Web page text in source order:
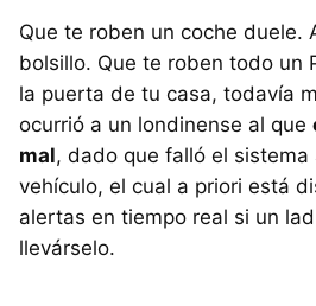
Que te roben un coche duele.
bolsillo. Que te roben todo un
la puerta de tu casa, todavía
ocurrió a un londinense al que
mal, dado que falló el sistema
vehículo, el cual a priori está
alertas en tiempo real si un
llevárselo.